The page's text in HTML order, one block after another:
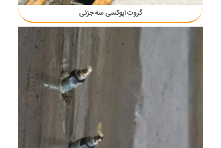
گروت اپوکسی سه جزئی